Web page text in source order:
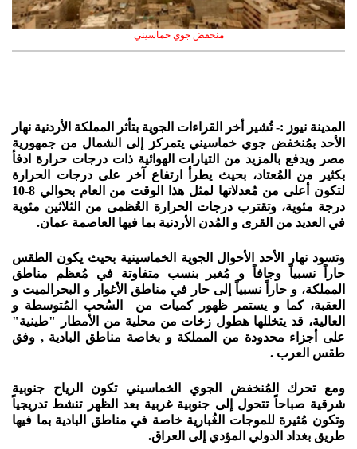
منخفض جوي خماسيني
المدينة نيوز :- تُشير أخر القراءات الجوية بتأثر المملكة الأردنية نهار
الأحد بمُنخفض جوي خماسيني يتمركز إلى الشمال من جمهورية
مصر ويدفع بالمزيد من التيارات الهوائية ذات درجات حرارة ادفأ
بكثير من المُعتاد، بحيث يطرأ ارتفاع آخر على درجات الحرارة
لتكون أعلى من مُعدلاتها لمثل هذا الوقت من العام بحوالي 8-10
درجة مئوية، وتقترب درجات الحرارة العُظمى من الثلاثين مئوية
في العديد من القرى و المُدن الأردنية بما فيها العاصمة عمان.
وتسود نهار الأحد الأحوال الجوية الخماسينية بحيث يكون الطقس
حاراً نسبياً وجافاً و مُغبر بنسب متفاوتة في مُعظم مناطق
المملكة، و حاراً نسبياً إلى حار في مناطق الأغوار و البحرالميت و
العقبة، كما و يستمر ظهور كميات من السُحب المُتوسطة و
العالية، قد يتخللها هطول زخات من محلية من الأمطار "طينية"
على أجزاء محدودة من المملكة و بخاصة مناطق البادية , وفق
طقس العرب .
ومع تحرك المُنخفض الجوي الخماسيني تكون الرياح جنوبية
شرقية صباحاً تتحول إلى جنوبية غربية بعد الظهر تنشط تدريجياً
وتكون مُثيرة للموجات الغُبارية خاصة في مناطق البادية بما فيها
طريق بغداد الدولي المؤدي إلى العراق.